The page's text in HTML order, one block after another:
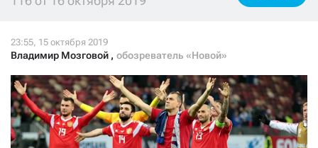
Владимир Мозговой , обозреватель «Новой»
Нажимая кнопку «Стать соучастником»,
я принимаю условия и подтверждаю свое гражданство РФ
ПОДЕЛИТЬСЯ С ДРУЗЬЯМИ
Если у вас есть вопросы, пишите donate@novayagazeta.ruили
звоните:
+7 (929) 612-03-68